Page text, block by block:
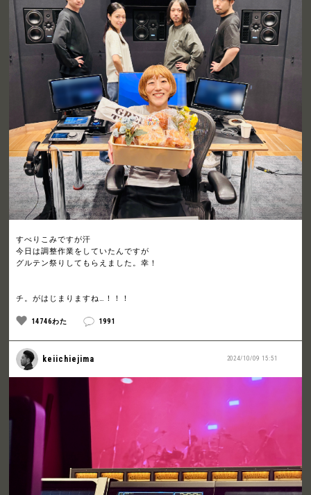
すべりこみですが汗
今日は調整作業をしていたんですが
グルテン祭りしてもらえました。幸！
チ。がはじまりますね…！！！
14746わた 1991
2024/10/09 15:51
keiichiejima